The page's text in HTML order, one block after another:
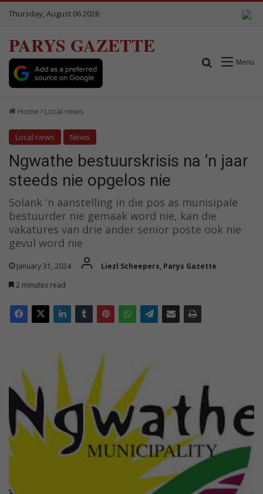
Thursday, August 06 2026
PARYS GAZETTE
Menu
Search for
Home Local news
Local news News
Ngwathe bestuurskrisis na ‘n jaar
steeds nie opgelos nie
Solank 'n aanstelling in die pos as munisipale
bestuurder nie gemaak word nie, kan die
vakatures van drie ander senior poste ook nie
gevul word nie
January 31, 2024
Liezl Scheepers, Parys Gazette
2 minutes read